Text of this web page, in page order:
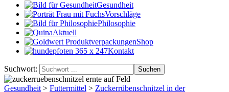
Gesundheit
Vorschläge
Philosophie
Aktuell
Shop
Kontakt
Suchwort: Suchen
Gesundheit > Futtermittel > Zuckerrübenschnitzel in der